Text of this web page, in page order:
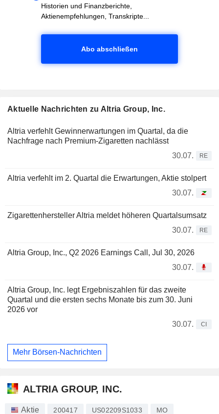
Historien und Finanzberichte,
Aktienempfehlungen, Transkripte...
Abo abschließen
Aktuelle Nachrichten zu Altria Group, Inc.
Altria verfehlt Gewinnerwartungen im Quartal, da die
Nachfrage nach Premium-Zigaretten nachlässt
30.07.
RE
Altria verfehlt im 2. Quartal die Erwartungen, Aktie stolpert
30.07.
Zigarettenhersteller Altria meldet höheren Quartalsumsatz
30.07.
RE
Altria Group, Inc., Q2 2026 Earnings Call, Jul 30, 2026
30.07.
Altria Group, Inc. legt Ergebniszahlen für das zweite
Quartal und die ersten sechs Monate bis zum 30. Juni
2026 vor
30.07.
CI
Mehr Börsen-Nachrichten
ALTRIA GROUP, INC.
Aktie 200417 US02209S1033 MO